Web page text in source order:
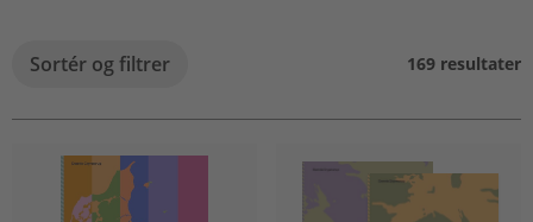
Sortér og filtrer 169 resultater